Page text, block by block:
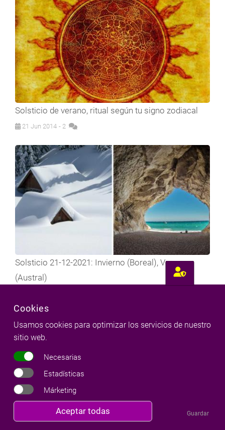
Solsticio de verano, ritual según tu signo zodiacal
21 Jun 2014 - 2
Solsticio 21-12-2021: Invierno (Boreal), Verano
(Austral)
COLECCIONES
72 horas para la cuenta atrás. (Capítulo 1)
Talisker Whisky Atlantic Challenge, la travesía a remo
más dura el mundo
Cookies
Usamos cookies para optimizar los servicios de nuestro
sitio web.
Necesarias
Estadísticas
Márketing
Aceptar todas Guardar